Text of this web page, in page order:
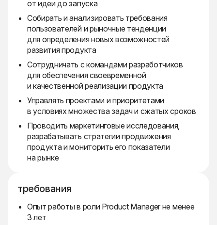
от идеи до запуска
Собирать и анализировать требования
пользователей и рыночные тенденции
для определения новых возможностей
развития продукта
Сотрудничать с командами разработчиков
для обеспечения своевременной
и качественной реализации продукта
Управлять проектами и приоритетами
в условиях множества задач и сжатых сроков
Проводить маркетинговые исследования,
разрабатывать стратегии продвижения
продукта и мониторить его показатели
на рынке
требования
Опыт работы в роли Product Manager не менее
3 лет